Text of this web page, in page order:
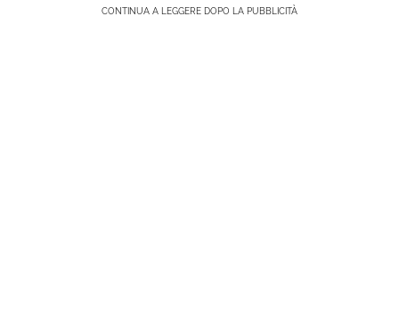
CONTINUA A LEGGERE DOPO LA PUBBLICITÀ